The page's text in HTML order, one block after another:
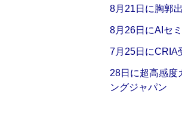
8月21日に胸郭
8月26日にAIセ
7月25日に
28日に超高感度
ングジャパン